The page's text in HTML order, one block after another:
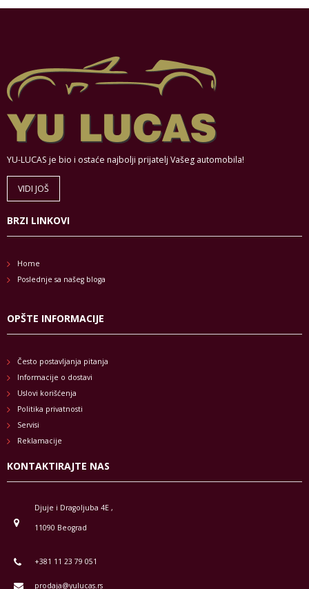
YU-LUCAS je bio i ostaće najbolji prijatelj Vašeg automobila!
VIDI JOŠ
BRZI LINKOVI
Home
Poslednje sa našeg bloga
OPŠTE INFORMACIJE
Često postavljanja pitanja
Informacije o dostavi
Uslovi korišćenja
Politika privatnosti
Servisi
Reklamacije
KONTAKTIRAJTE NAS
Djuje i Dragoljuba 4E ,
11090 Beograd
+381 11 23 79 051
prodaja@yulucas.rs